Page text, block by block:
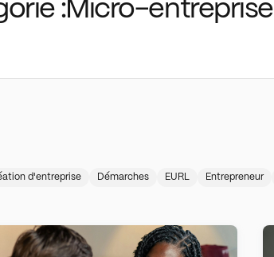
:Micro-entreprise
d'entreprise Démarches EURL Entrepreneur